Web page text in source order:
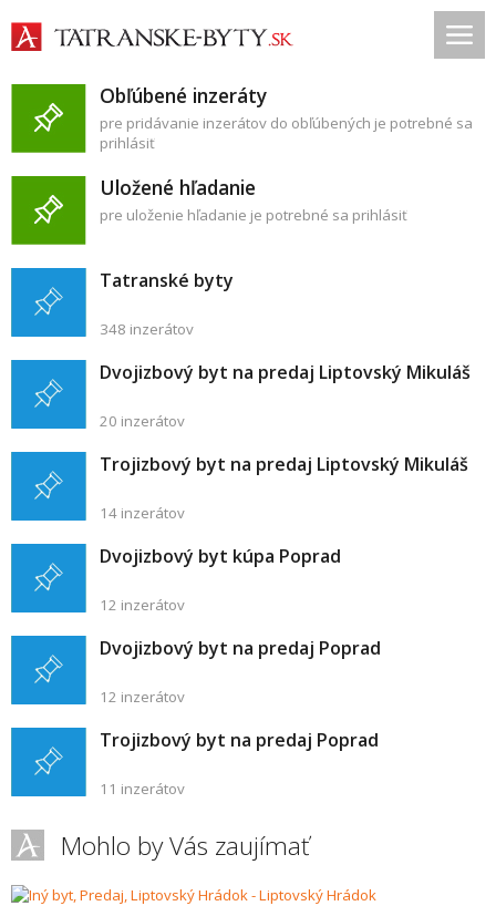
Obľúbené inzeráty
pre pridávanie inzerátov do obľúbených je potrebné sa
prihlásiť
Uložené hľadanie
pre uloženie hľadanie je potrebné sa prihlásiť
Tatranské byty
348 inzerátov
Dvojizbový byt na predaj Liptovský Mikuláš
20 inzerátov
Trojizbový byt na predaj Liptovský Mikuláš
14 inzerátov
Dvojizbový byt kúpa Poprad
12 inzerátov
Dvojizbový byt na predaj Poprad
12 inzerátov
Trojizbový byt na predaj Poprad
11 inzerátov
Mohlo by Vás zaujímať